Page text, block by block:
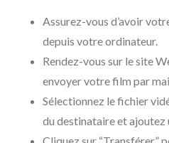
Assurez-vous d’avoir
depuis votre ordinateur.
Rendez-vous sur le site
envoyer votre film par
Sélectionnez le fichier
du destinataire et ajoutez